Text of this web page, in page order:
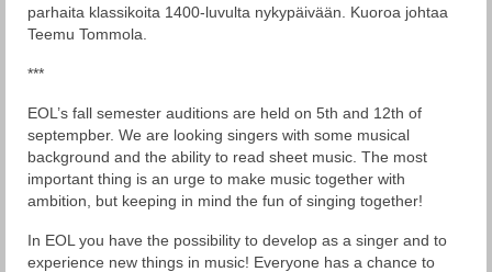
parhaita klassikoita 1400-luvulta nykypäivään. Kuoroa johtaa
Teemu Tommola.
***
EOL’s fall semester auditions are held on 5th and 12th of
septempber. We are looking singers with some musical
background and the ability to read sheet music. The most
important thing is an urge to make music together with
ambition, but keeping in mind the fun of singing together!
In EOL you have the possibility to develop as a singer and to
experience new things in music! Everyone has a chance to